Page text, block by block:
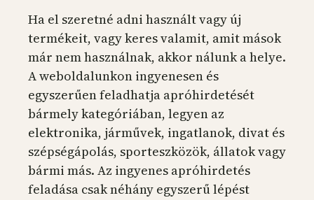
Ha el szeretné adni használt vagy új
termékeit, vagy keres valamit, amit mások
már nem használnak, akkor nálunk a helye.
A weboldalunkon ingyenesen és
egyszerűen feladhatja apróhirdetését
bármely kategóriában, legyen az
elektronika, járművek, ingatlanok, divat és
szépségápolás, sporteszközök, állatok vagy
bármi más. Az ingyenes apróhirdetés
feladása csak néhány egyszerű lépést